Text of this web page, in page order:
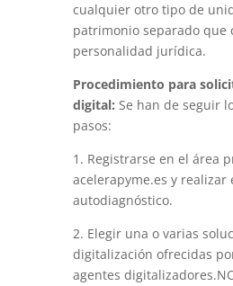
cualquier otro tipo de
patrimonio separado que
personalidad jurídica.
Procedimiento para
digital: Se han de seguir
pasos:
1. Registrarse en el área
acelerapyme.es y realizar
autodiagnóstico.
2. Elegir una o varias
digitalización ofrecidas
agentes